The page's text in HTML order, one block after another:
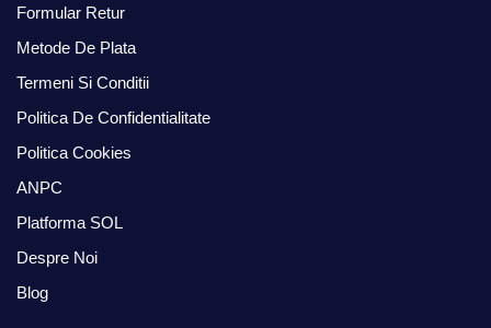
Formular Retur
Metode De Plata
Termeni Si Conditii
Politica De Confidentialitate
Politica Cookies
ANPC
Platforma SOL
Despre Noi
Blog